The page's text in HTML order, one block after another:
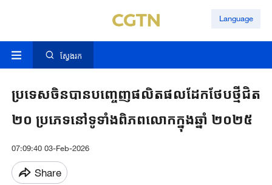
Language
ស្វែងរក
ប្រទេសចិនបានបញ្ចេញផលិតផលដែកថែបថ្មីជិត
២០ ប្រភេទនៅទូទាំងពិភពលោកក្នុងឆ្នាំ ២០២៥
07:09:40 03-Feb-2026
Share